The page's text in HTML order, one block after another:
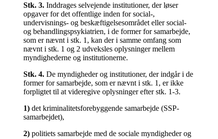
Stk. 3. Inddrages selvejende institutioner, der løser
opgaver for det offentlige inden for social-,
undervisnings- og beskæftigelsesområdet eller social-
og behandlingspsykiatrien, i de former for samarbejde,
som er nævnt i stk. 1, kan der i samme omfang som
nævnt i stk. 1 og 2 udveksles oplysninger mellem
myndighederne og institutionerne.
Stk. 4. De myndigheder og institutioner, der indgår i de
former for samarbejde, som er nævnt i stk. 1, er ikke
forpligtet til at videregive oplysninger efter stk. 1-3.
1) det kriminalitetsforebyggende samarbejde (SSP-
samarbejdet),
2) politiets samarbejde med de sociale myndigheder og